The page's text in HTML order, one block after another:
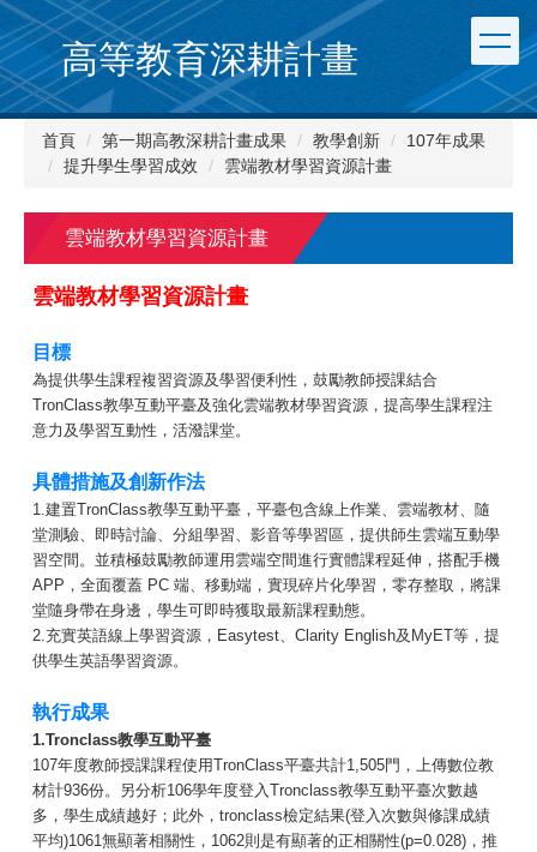
跳
到
主
要
內
高等教育深耕計畫
首頁 第一期高教深耕計畫成果 教學創新
107年成果
提升學生學習成效
雲端教材學習資源計畫
雲端教材學習資源計畫
雲端教材學習資源計畫
目標
為提供學生課程複習資源及學習便利性，鼓勵教師授課結合
TronClass教學互動平臺及強化雲端教材學習資源，提高學生課程注
意力及學習互動性，活潑課堂。
具體措施及創新作法
1.建置TronClass教學互動平臺，平臺包含線上作業、雲端教材、隨
堂測驗、即時討論、分組學習、影音等學習區，提供師生雲端互動學
習空間。並積極鼓勵教師運用雲端空間進行實體課程延伸，搭配手機
APP，全面覆蓋 PC 端、移動端，實現碎片化學習，零存整取，將課
堂隨身帶在身邊，學生可即時獲取最新課程動態。
2.充實英語線上學習資源，Easytest、Clarity English及MyET等，提
供學生英語學習資源。
執行成果
1.Tronclass教學互動平臺
107年度教師授課課程使用TronClass平臺共計1,505門，上傳數位教
材計936份。另分析106學年度登入Tronclass教學互動平臺次數越
多，學生成績越好；此外，tronclass檢定結果(登入次數與修課成績
平均)1061無顯著相關性，1062則是有顯著的正相關性(p=0.028)，推